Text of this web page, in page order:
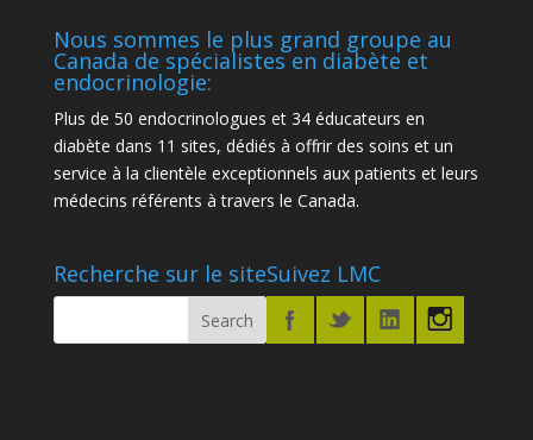
Nous sommes le plus grand groupe au
Canada de spécialistes en diabète et
endocrinologie:
Plus de 50 endocrinologues et 34 éducateurs en
diabète dans 11 sites, dédiés à offrir des soins et un
service à la clientèle exceptionnels aux patients et leurs
médecins référents à travers le Canada.
Recherche sur le siteSuivez LMC